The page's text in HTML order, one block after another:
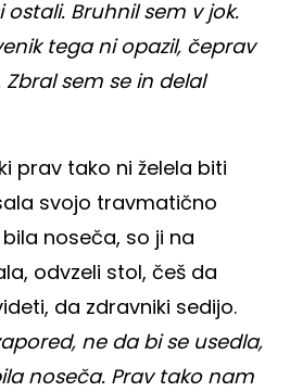
Bruhnil sem v jok.
tega ni opazil, čeprav
sem se in delal
prav tako ni želela biti
svojo travmatično
noseča, so ji na
odvzeli stol, češ da
da zdravniki sedijo.
ne da bi se usedla,
noseča. Prav tako nam